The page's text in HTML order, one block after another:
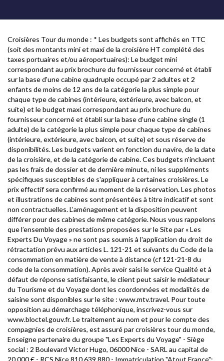
Croisières Tour du monde : * Les budgets sont affichés en TTC
(soit des montants mini et maxi de la croisière HT complété des
taxes portuaires et/ou aéroportuaires): Le budget mini
correspondant au prix brochure du fournisseur concerné et établi
sur la base d'une cabine quadruple occupé par 2 adultes et 2
enfants de moins de 12 ans de la catégorie la plus simple pour
chaque type de cabines (intérieure, extérieure, avec balcon, et
suite) et le budget maxi correspondant au prix brochure du
fournisseur concerné et établi sur la base d'une cabine single (1
adulte) de la catégorie la plus simple pour chaque type de cabines
(intérieure, extérieure, avec balcon, et suite) et sous réserve de
disponibilités. Les budgets varient en fonction du navire, de la date
de la croisière, et de la catégorie de cabine. Ces budgets n'incluent
pas les frais de dossier et de dernière minute, ni les suppléments
spécifiques susceptibles de s'appliquer à certaines croisières. Le
prix effectif sera confirmé au moment de la réservation. Les photos
et illustrations de cabines sont présentées à titre indicatif et sont
non contractuelles. L’aménagement et la disposition peuvent
différer pour des cabines de même catégorie. Nous vous rappelons
que l’ensemble des prestations proposées sur le Site par « Les
Experts Du Voyage » ne sont pas soumis à l'application du droit de
rétractation prévu aux articles L. 121-21 et suivants du Code de la
consommation en matière de vente à distance (cf 121-21-8 du
code de la consommation). Après avoir saisi le service Qualité et à
défaut de réponse satisfaisante, le client peut saisir le médiateur
du Tourisme et du Voyage dont les coordonnées et modalités de
saisine sont disponibles sur le site : www.mtv.travel. Pour toute
opposition au démarchage téléphonique, inscrivez-vous sur
www.bloctel.gouv.fr. Le traitement au nom et pour le compte des
compagnies de croisières, est assuré par croisières tour du monde,
Enseigne partenaire du groupe "Les Experts du Voyage" - Siège
social : 2 Boulevard Victor Hugo, 06000 Nice - SARL au capital de
20 000 € - RCS Nice 810 639 880 - Immatriculation "Atout France":